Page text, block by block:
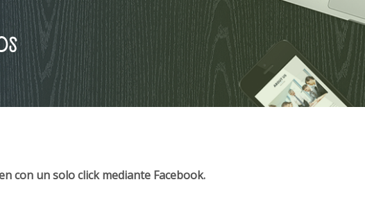
con un solo click mediante Facebook.